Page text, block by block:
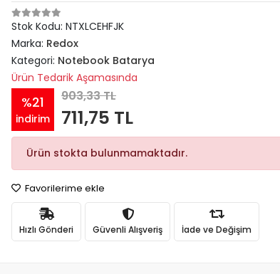
Stok Kodu: NTXLCEHFJK
Marka: Redox
Kategori: Notebook Batarya
Ürün Tedarik Aşamasında
%21
indirim
903,33 TL
711,75 TL
Ürün stokta bulunmamaktadır.
Favorilerime ekle
Hızlı Gönderi Güvenli Alışveriş İade ve Değişim